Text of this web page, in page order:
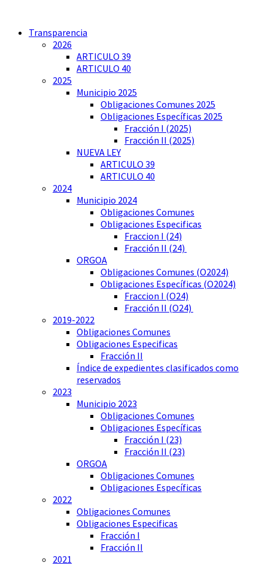
Transparencia
2026
ARTICULO 39
ARTICULO 40
2025
Municipio 2025
Obligaciones Comunes 2025
Obligaciones Específicas 2025
Fracción I (2025)
Fracción II (2025)
NUEVA LEY
ARTICULO 39
ARTICULO 40
2024
Municipio 2024
Obligaciones Comunes
Obligaciones Especificas
Fraccion I (24)
Fracción II (24)
ORGOA
Obligaciones Comunes (O2024)
Obligaciones Específicas (O2024)
Fraccion I (O24)
Fracción II (O24)
2019-2022
Obligaciones Comunes
Obligaciones Especificas
Fracción II
Índice de expedientes clasificados como
reservados
2023
Municipio 2023
Obligaciones Comunes
Obligaciones Específicas
Fracción I (23)
Fracción II (23)
ORGOA
Obligaciones Comunes
Obligaciones Específicas
2022
Obligaciones Comunes
Obligaciones Especificas
Fracción I
Fracción II
2021